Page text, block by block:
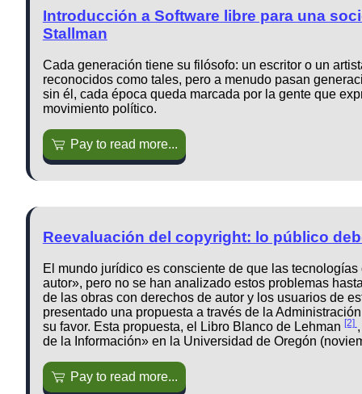
Introducción a Software libre para una
Stallman
Cada generación tiene su filósofo: un escritor o un
reconocidos como tales, pero a menudo pasan
sin él, cada época queda marcada por la gente que
movimiento político.
Pay to read more...
Reevaluación del copyright: lo público
El mundo jurídico es consciente de que las
autor», pero no se han analizado estos problemas
de las obras con derechos de autor y los usuarios de
presentado una propuesta a través de la
su favor. Esta propuesta, el Libro Blanco de Lehman [2]
de la Información» en la Universidad de Oregón
Pay to read more...